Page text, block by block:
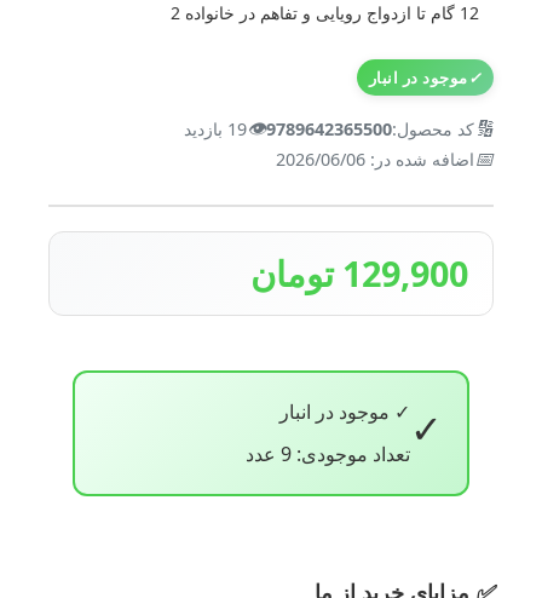
12 گام تا ازدواج رویایی و تفاهم در خانواده 2
✓موجود در انبار
🔢کد محصول:9789642365500
👁️19 بازدید
📅اضافه شده در: 2026/06/06
129,900 تومان
✓ ✓ موجود در انبار
تعداد موجودی: 9 عدد